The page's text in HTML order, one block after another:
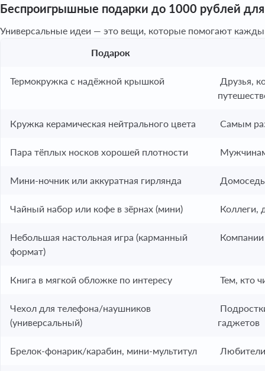
Беспроигрышные подарки до 1000 рублей
Универсальные идеи — это вещи, которые помогают
Подарок
Термокружка с надёжной крышкой
Друзья,
Кружка керамическая нейтрального цвета Самым
Пара тёплых носков хорошей плотности
Мини-ночник или аккуратная гирлянда
Чайный набор или кофе в зёрнах (мини) Коллеги,
Небольшая настольная игра (карманный
формат)
Компании
Книга в мягкой обложке по интересу Тем, кто
Чехол для телефона/наушников
(универсальный)
гаджетов
Брелок-фонарик/карабин, мини-мультитул